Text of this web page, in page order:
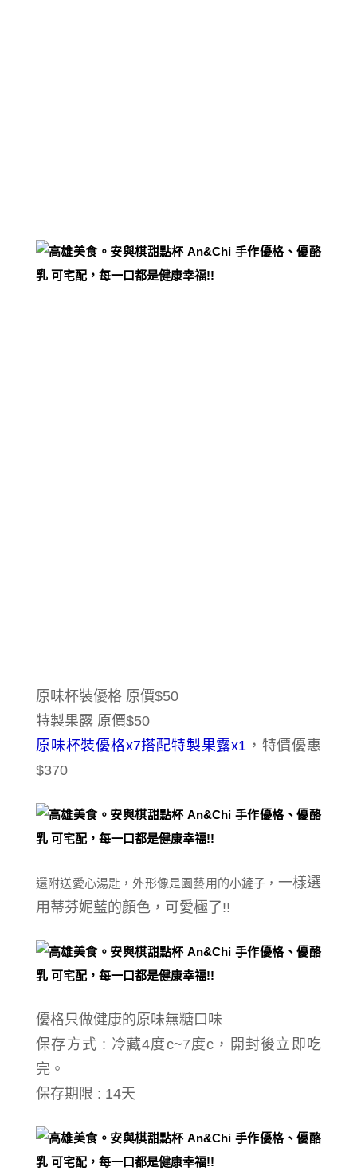
原味杯裝優格 原價$50
特製果露 原價$50
原味杯裝優格x7搭配特製果露x1 ，特價優惠
$370
還附送愛心湯匙，外形像是園藝用的小鏟子， 一樣選
用 蒂芬妮藍的顏色，可愛極了!!
優格只做健康的原味無糖口味
保存方式 : 冷藏4度c~7度c，開封後立即吃
完。
保存期限 : 14天